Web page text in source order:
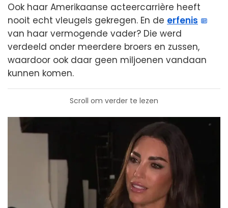
Ook haar Amerikaanse acteercarrière heeft
nooit echt vleugels gekregen. En de erfenis
van haar vermogende vader? Die werd
verdeeld onder meerdere broers en zussen,
waardoor ook daar geen miljoenen vandaan
kunnen komen.
Scroll om verder te lezen